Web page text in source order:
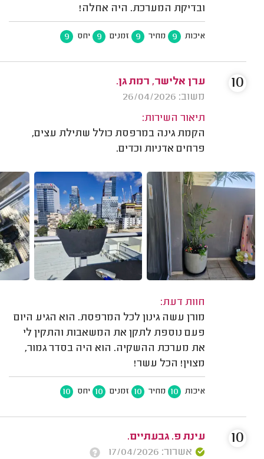
ובדיקת המערכת. היה אחלה!
איכות 9 מחיר 9 זמנים 9 יחס 9
ערן אלישר, רמת גן.
משוב: 26/04/2026
תיאור השירות:
הקמת גינה במרפסת כולל שתילת עצים,
פרחים אדניות וכדים.
חוות דעת:
מורן עשה גינון לכל המרפסת. הוא הגיע היום
פעם נוספת לתקן את המשאבות והתקין לי
את מערכת ההשקיה. הוא היה בסדר גמור,
מצוין! הכל עשר!
איכות 10 מחיר 10 זמנים 10 יחס 10
10
עינת פ. גבעתיים.
אשרור: 17/04/2026
10